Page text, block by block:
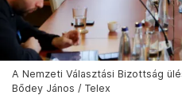
A Nemzeti Választási Bizottság
Bődey János / Telex